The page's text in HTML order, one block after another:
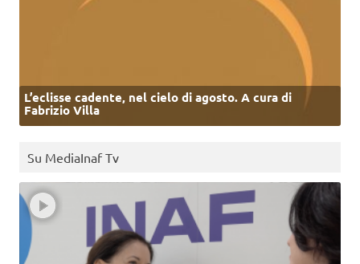
L’eclisse cadente, nel cielo di agosto. A cura di
Fabrizio Villa
Su MediaInaf Tv